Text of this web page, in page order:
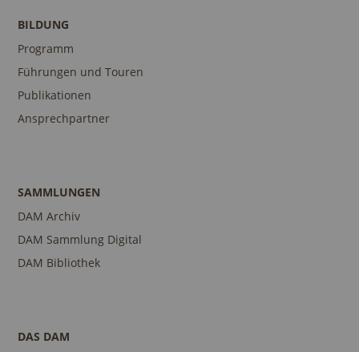
BILDUNG
Programm
Führungen und Touren
Publikationen
Ansprechpartner
SAMMLUNGEN
DAM Archiv
DAM Sammlung Digital
DAM Bibliothek
DAS DAM